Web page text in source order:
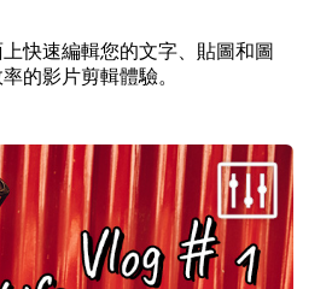
快速編輯您的文字、貼圖和圖
的影片剪輯體驗。